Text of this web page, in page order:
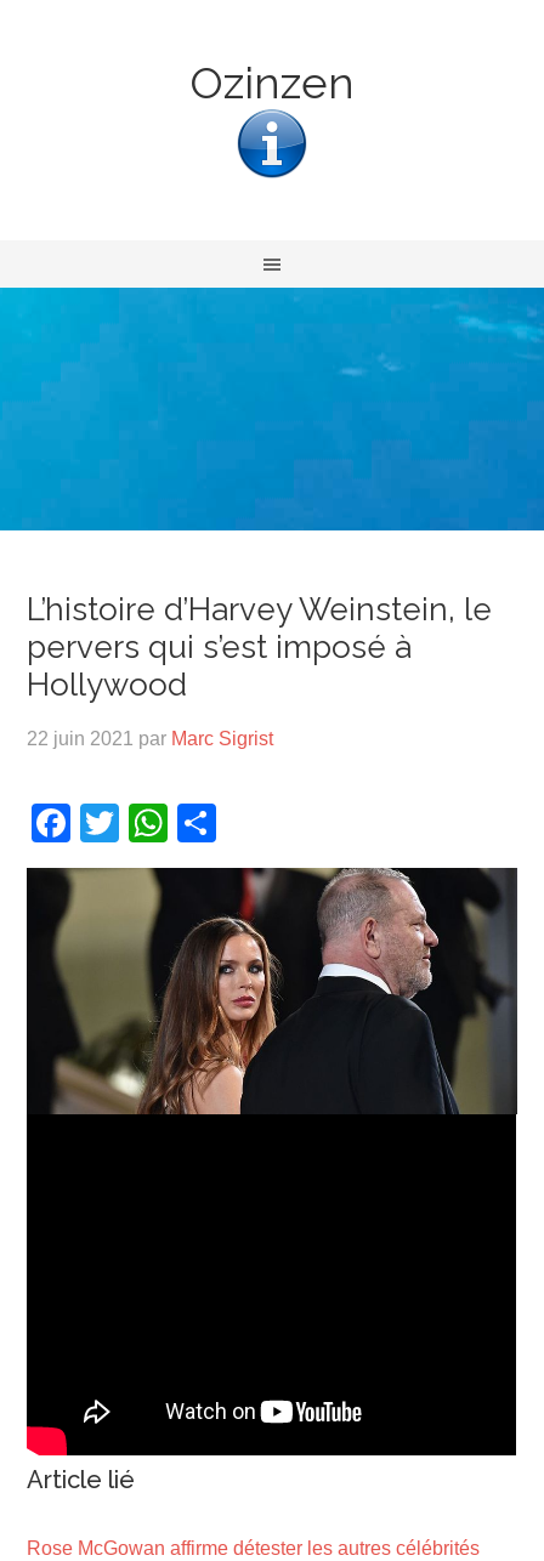
Ozinzen
L’histoire d’Harvey Weinstein, le
pervers qui s’est imposé à
Hollywood
22 juin 2021 par Marc Sigrist
Facebook
TwitterWhatsApp
Article lié
Rose McGowan affirme détester les autres célébrités